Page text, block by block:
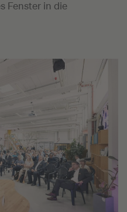
Fenster in die